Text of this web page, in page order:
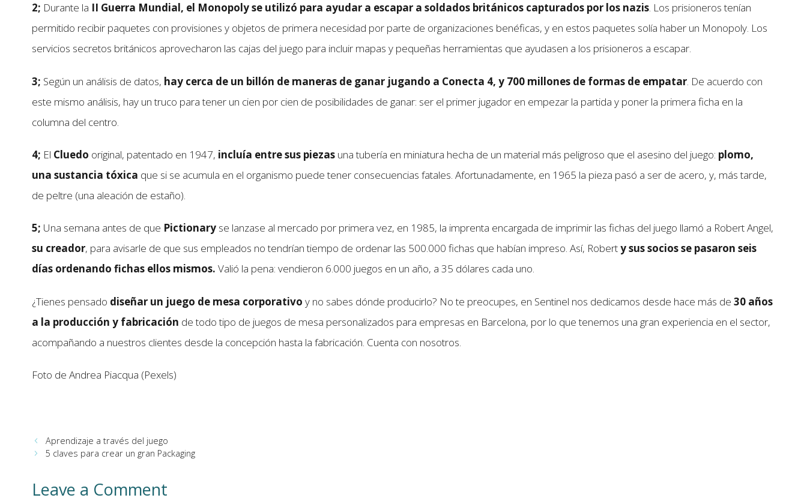
2; Durante la II Guerra Mundial, el Monopoly se utilizó para ayudar a escapar a soldados británicos capturados por los nazis. Los prisioneros tenían
permitido recibir paquetes con provisiones y objetos de primera necesidad por parte de organizaciones benéficas, y en estos paquetes solía haber un Monopoly. Los
servicios secretos británicos aprovecharon las cajas del juego para incluir mapas y pequeñas herramientas que ayudasen a los prisioneros a escapar.
3; Según un análisis de datos, hay cerca de un billón de maneras de ganar jugando a Conecta 4, y 700 millones de formas de empatar . De acuerdo con
este mismo análisis, hay un truco para tener un cien por cien de posibilidades de ganar: ser el primer jugador en empezar la partida y poner la primera ficha en la
columna del centro.
4; El Cluedo original, patentado en 1947, incluía entre sus piezas una tubería en miniatura hecha de un material más peligroso que el asesino del juego: plomo,
una sustancia tóxica que si se acumula en el organismo puede tener consecuencias fatales. Afortunadamente, en 1965 la pieza pasó a ser de acero, y, más tarde,
de peltre (una aleación de estaño).
5; Una semana antes de que Pictionary se lanzase al mercado por primera vez, en 1985, la imprenta encargada de imprimir las fichas del juego llamó a Robert Angel,
su creador, para avisarle de que sus empleados no tendrían tiempo de ordenar las 500.000 fichas que habían impreso. Así, Roberty sus socios se pasaron seis
días ordenando fichas ellos mismos. Valió la pena: vendieron 6.000 juegos en un año, a 35 dólares cada uno.
¿Tienes pensado diseñar un juego de mesa corporativo y no sabes dónde producirlo? No te preocupes, en Sentinel nos dedicamos desde hace más de 30 años
a la producción y fabricación de todo tipo de juegos de mesa personalizados para empresas en Barcelona, por lo que tenemos una gran experiencia en el sector,
acompañando a nuestros clientes desde la concepción hasta la fabricación. Cuenta con nosotros.
Foto de Andrea Piacqua (Pexels)
Aprendizaje a través del juego
5 claves para crear un gran Packaging
Leave a Comment